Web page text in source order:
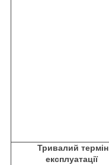
Тривалий термін
експлуатації